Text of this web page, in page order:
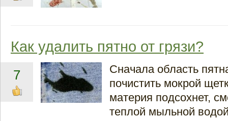
Как удалить пятно от грязи?
7
Сначала область
почистить мокрой
материя подсохнет,
теплой мыльной